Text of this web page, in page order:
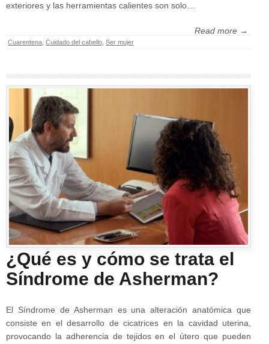
exteriores y las herramientas calientes son solo…
Read more →
Cuarentena, Cuidado del cabello, Ser mujer
¿Qué es y cómo se trata el
Síndrome de Asherman?
El Síndrome de Asherman es una alteración anatómica que
consiste en el desarrollo de cicatrices en la cavidad uterina,
provocando la adherencia de tejidos en el útero que pueden